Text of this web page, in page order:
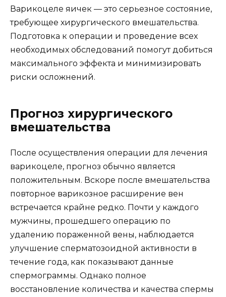
Варикоцеле яичек — это серьезное состояние,
требующее хирургического вмешательства.
Подготовка к операции и проведение всех
необходимых обследований помогут добиться
максимального эффекта и минимизировать
риски осложнений.
Прогноз хирургического
вмешательства
После осуществления операции для лечения
варикоцеле, прогноз обычно является
положительным. Вскоре после вмешательства
повторное варикозное расширение вен
встречается крайне редко. Почти у каждого
мужчины, прошедшего операцию по
удалению пораженной вены, наблюдается
улучшение сперматозоидной активности в
течение года, как показывают данные
спермограммы. Однако полное
восстановление количества и качества спермы